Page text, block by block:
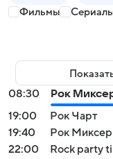
Фильмы
08:30
Рок
19:00
Рок Чарт
19:40
Рок Миксер
22:00
Rock party